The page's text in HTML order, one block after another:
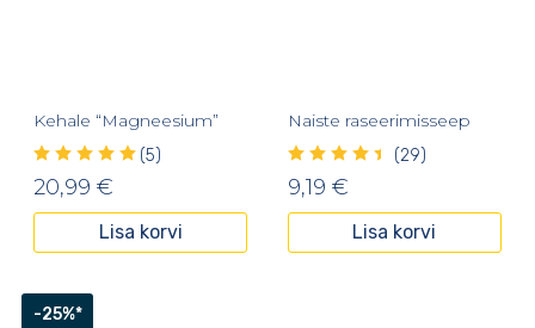
Kehale “Magneesium”
(5)
20,99 €
Lisa korvi
Naiste raseerimisseep
(29)
9,19 €
Lisa korvi
-25%*